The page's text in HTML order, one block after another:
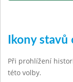
Ikony stavů
Při prohlížení
této volby.